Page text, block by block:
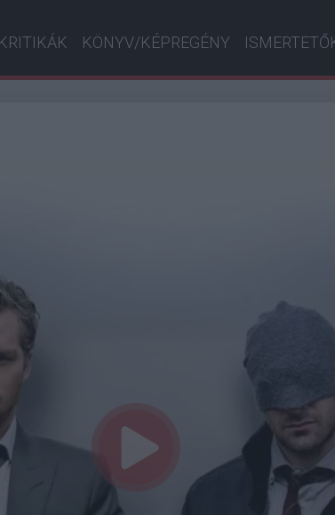
KRITIKÁK KÖNYV/KÉPREGÉNY